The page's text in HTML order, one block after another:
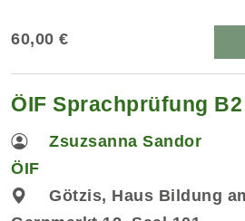
60,00 €
ÖIF Sprachprüfung B2
Zsuzsanna Sandor
ÖIF
Götzis, Haus Bildung